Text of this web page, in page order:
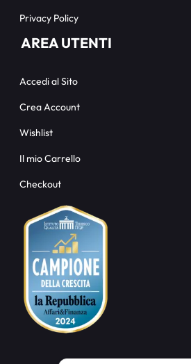
Privacy Policy
AREA UTENTI
Accedi al Sito
Crea Account
Wishlist
Il mio Carrello
Checkout